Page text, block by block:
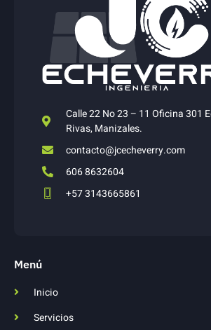
Calle 22 No 23 – 11 Oficina 301
Rivas, Manizales.
contacto@jcecheverry.com
606 8632604
+57 3143665861
Menú
Inicio
Servicios